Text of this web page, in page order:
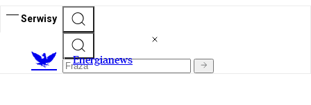
Serwisy
Energianews